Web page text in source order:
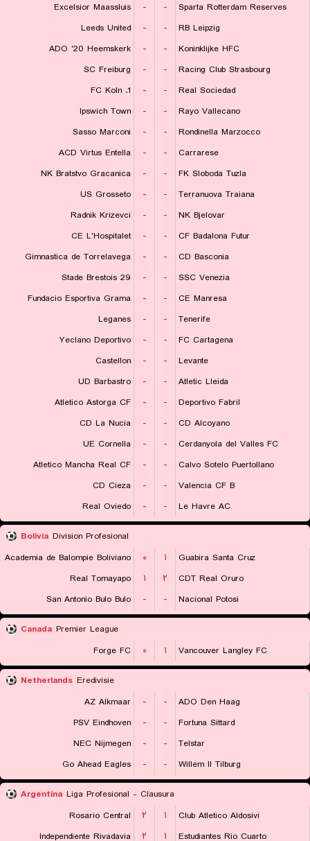
Excelsior Maassluis
- -
Sparta Rotterdam Reserves
Leeds United
- -
RB Leipzig
ADO '20 Heemskerk
- -
Koninklijke HFC
SC Freiburg
- -
Racing Club Strasbourg
1. FC Koln
- -
Real Sociedad
Ipswich Town
- -
Rayo Vallecano
Sasso Marconi
- -
Rondinella Marzocco
ACD Virtus Entella
- -
Carrarese
NK Bratstvo Gracanica
- -
FK Sloboda Tuzla
US Grosseto
- -
Terranuova Traiana
Radnik Krizevci
- -
NK Bjelovar
CE L'Hospitalet
- -
CF Badalona Futur
Gimnastica de Torrelavega
- -
CD Basconia
Stade Brestois 29
- -
SSC Venezia
Fundacio Esportiva Grama
- -
CE Manresa
Leganes
- -
Tenerife
Yeclano Deportivo
- -
FC Cartagena
Castellon
- -
Levante
UD Barbastro
- -
Atletic Lleida
Atletico Astorga CF
- -
Deportivo Fabril
CD La Nucia
- -
CD Alcoyano
UE Cornella
- -
Cerdanyola del Valles FC
Atletico Mancha Real CF
- -
Calvo Sotelo Puertollano
CD Cieza
- -
Valencia CF B
Real Oviedo
- - Le Havre AC
Bolivia Division Profesional
Academia de Balompie Boliviano
۰ ۱
Guabira Santa Cruz
Real Tomayapo
۱ ۲
CDT Real Oruro
San Antonio Bulo Bulo
- - Nacional Potosi
Canada Premier League
Forge FC
۰ ۱ Vancouver Langley FC
Netherlands Eredivisie
AZ Alkmaar
- -
ADO Den Haag
PSV Eindhoven
- -
Fortuna Sittard
NEC Nijmegen
- -
Telstar
Go Ahead Eagles
- - Willem II Tilburg
Argentina Liga Profesional - Clausura
Rosario Central
۲ ۱
Club Atletico Aldosivi
Independiente Rivadavia
۲ ۱ Estudiantes Rio Cuarto